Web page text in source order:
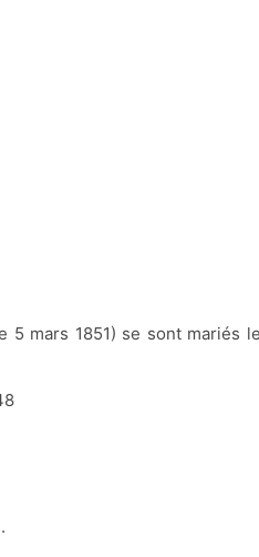
5 mars 1851) se sont mariés